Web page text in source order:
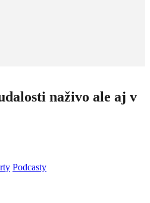
naživo ale aj v
Podcasty